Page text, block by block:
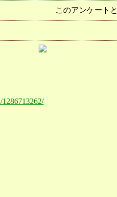
このアンケートと
1286713262/